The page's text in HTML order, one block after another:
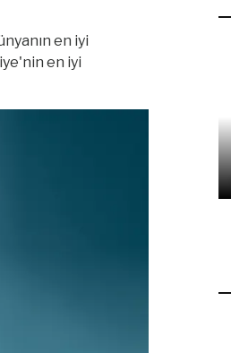
en iyi
en iyi